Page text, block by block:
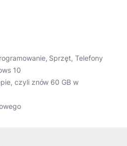
, Sprzęt,Telefony
10
czyli znów 60 GB w